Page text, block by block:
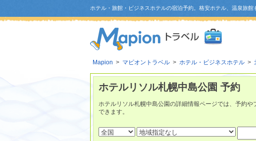
ホテル・旅館・ビジネスホテルの宿泊予約。格安ホテル、温泉旅館
Mapion > マピオントラベル > ホテル・ビジネスホテル >
ホテルリソル札幌中島公園 予約
ホテルリソル札幌中島公園の詳細情報ページでは、予約
できます。